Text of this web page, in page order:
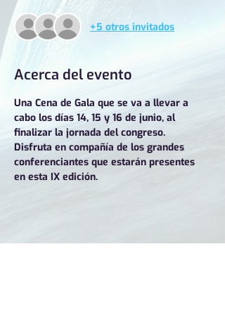
+5 otros invitados
Acerca del evento
Una Cena de Gala que se va a llevar a
cabo los días 14, 15 y 16 de junio, al
finalizar la jornada del congreso.
Disfruta en compañía de los grandes
conferenciantes que estarán presentes
en esta IX edición.